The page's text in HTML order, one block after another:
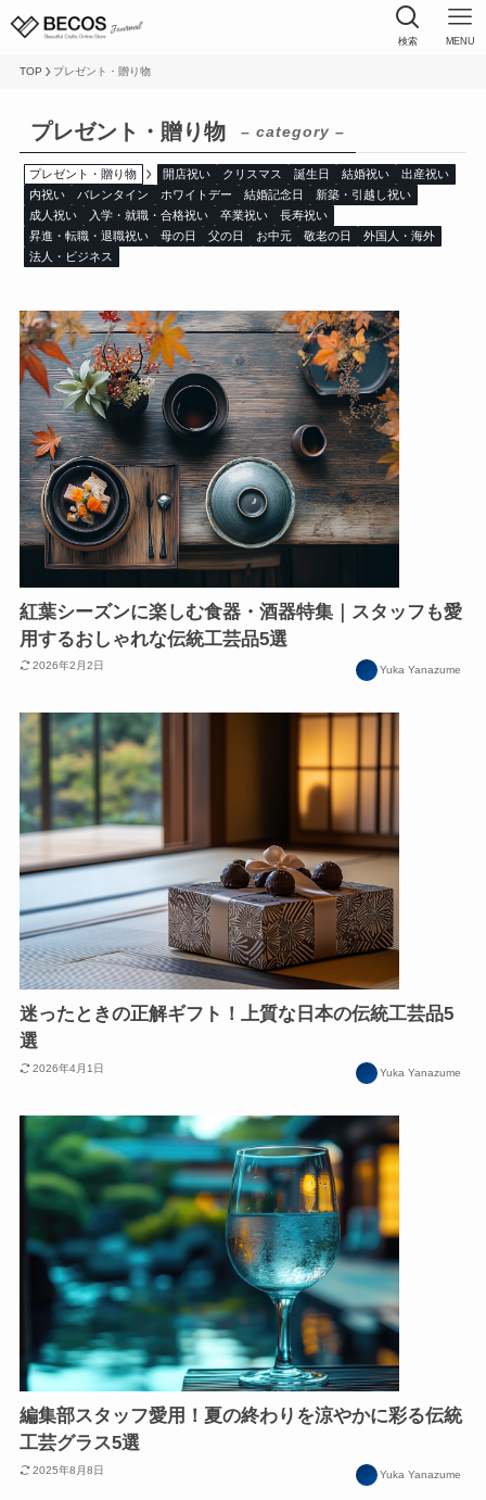
検索 MENU
TOP プレゼント・贈り物
プレゼント・贈り物 – category –
プレゼント・贈り物 開店祝い クリスマス 誕生日 結婚祝い
出産祝い
内祝い
バレンタイン ホワイトデー 結婚記念日
新築・引越し祝い
成人祝い
入学・就職・合格祝い 卒業祝い
長寿祝い
昇進・転職・退職祝い
母の日 父の日 お中元 敬老の日
外国人・海外
法人・ビジネス
紅葉シーズンに楽しむ食器・酒器特集｜スタッフも愛
用するおしゃれな伝統工芸品5選
2026年2月2日 Yuka Yanazume
迷ったときの正解ギフト！上質な日本の伝統工芸品5
選
2026年4月1日 Yuka Yanazume
編集部スタッフ愛用！夏の終わりを涼やかに彩る伝統
工芸グラス5選
2025年8月8日 Yuka Yanazume